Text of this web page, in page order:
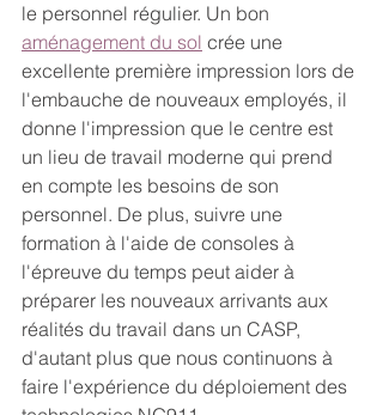
le personnel régulier. Un bon
aménagement du sol crée une
excellente première impression lors de
l'embauche de nouveaux employés, il
donne l'impression que le centre est
un lieu de travail moderne qui prend
en compte les besoins de son
personnel. De plus, suivre une
formation à l'aide de consoles à
l'épreuve du temps peut aider à
préparer les nouveaux arrivants aux
réalités du travail dans un CASP,
d'autant plus que nous continuons à
faire l'expérience du déploiement des